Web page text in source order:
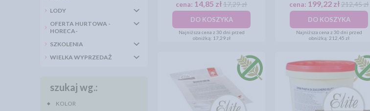
LODY
OFERTA HURTOWA -
HORECA-
SZKOLENIA
WIELKA WYPRZEDAŻ
szukaj wg.:
KOLOR
cena: 14,85 zł17,29 zł
DO KOSZYKA
Najniższa cena z 30 dni przed
obniżką: 17,29 zł
cena: 199,22 zł 212,45 zł
DO KOSZYKA
Najniższa cena z 30 dni przed
obniżką: 212,45 zł